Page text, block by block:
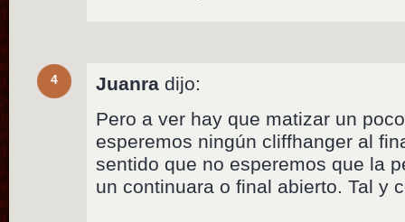
4 Juanra dijo:
Pero a ver hay que matizar un
esperemos ningún cliffhanger al
sentido que no esperemos que la
un continuara o final abierto. Tal y